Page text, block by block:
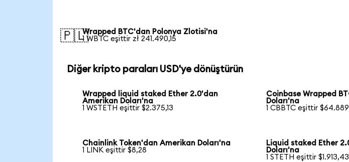
🇵🇱Wrapped BTC'dan Polonya Zlotisi'na
1 WBTC eşittir zł 241.490,15
Diğer kripto paraları USD'ye dönüştürün
Wrapped liquid staked Ether 2.0'dan
Amerikan Doları'na
1 WSTETH eşittir $2.375,13
Coinbase Wrapped
Doları'na
1 CBBTC eşittir
Chainlink Token'dan Amerikan Doları'na
1 LINK eşittir $8,28
Liquid staked Ether
Doları'na
1 STETH eşittir $1.913,43